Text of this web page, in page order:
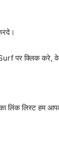
पर क्लिक करे,
लिस्ट हम